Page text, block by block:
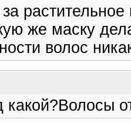
же маску
волос